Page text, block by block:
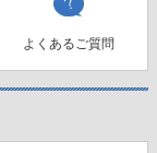
よくあるご質問